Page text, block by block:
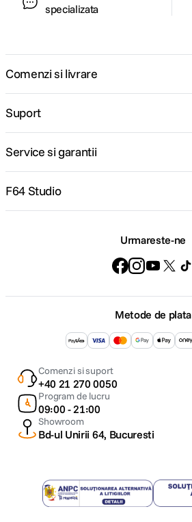
specializata
Comenzi si livrare
Suport
Service si garantii
F64 Studio
Urmareste-ne
Metode de plata
Comenzi si suport
+40 21 270 0050
Program de lucru
09:00 - 21:00
Showroom
Bd-ul Unirii 64, Bucuresti